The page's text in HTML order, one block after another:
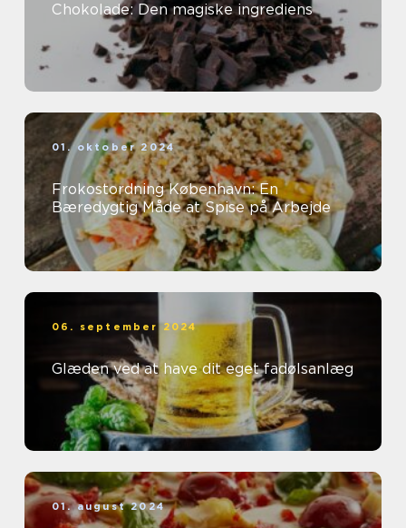
Chokolade: Den magiske ingrediens
01. oktober 2024
Frokostordning København: En
Bæredygtig Måde at Spise på Arbejde
06. september 2024
Glæden ved at have dit eget fadølsanlæg
01. august 2024